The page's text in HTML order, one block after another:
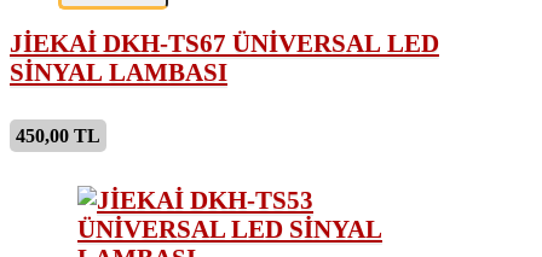
JİEKAİ DKH-TS67 ÜNİVERSAL LED
SİNYAL LAMBASI
450,00 TL